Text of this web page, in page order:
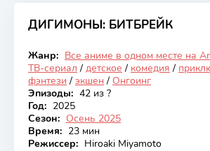
ДИГИМОНЫ: БИТБРЕЙК
Онгоинг
7.13
Жанр: Все аниме в одном месте на
ТВ-сериал / детское / комедия /
фэнтези / экшен / Онгоинг
Эпизоды: 42 из ?
Год: 2025
Сезон: Осень 2025
Время: 23 мин
Режиссер: Hiroaki Miyamoto